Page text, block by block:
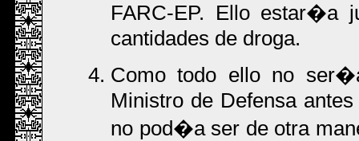
FARC-EP. Ello estar�a
cantidades de droga.
Como todo ello no
Ministro de Defensa
no pod�a ser de otra